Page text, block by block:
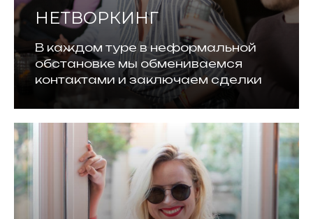
НЕТВОРКИНГ
В каждом туре в неформальной
обстановке мы обмениваемся
контактами и заключаем сделки